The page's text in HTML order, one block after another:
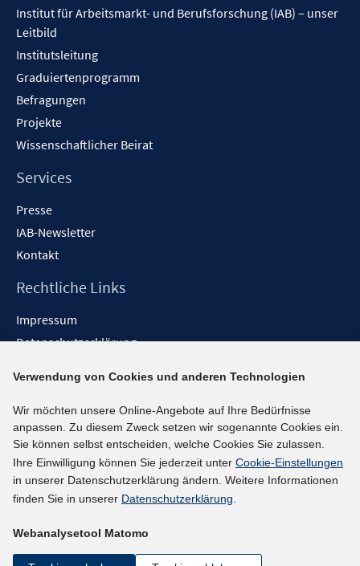
Institut für Arbeitsmarkt- und Berufsforschung (IAB) – unser
Leitbild
Institutsleitung
Graduiertenprogramm
Befragungen
Projekte
Wissenschaftlicher Beirat
Services
Presse
IAB-Newsletter
Kontakt
Rechtliche Links
Impressum
Datenschutzerklärung
Barrieren melden
Social-Media-Kanäle
BlueSky
YouTube
LinkedIn
kununu
Verwendung von Cookies und anderen Technologien
Wir möchten unsere Online-Angebote auf Ihre Bedürfnisse
anpassen. Zu diesem Zweck setzen wir sogenannte Cookies ein.
Sie können selbst entscheiden, welche Cookies Sie zulassen.
Ihre Einwilligung können Sie jederzeit unter Cookie-Einstellungen
in unserer Datenschutzerklärung ändern. Weitere Informationen
finden Sie in unserer Datenschutzerklärung.
Webanalysetool Matomo